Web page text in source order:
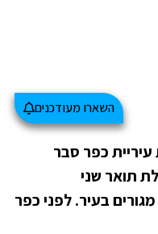
השארו מעודכנים
כפר סבר
תואר שני
בעיר. לפני כפר